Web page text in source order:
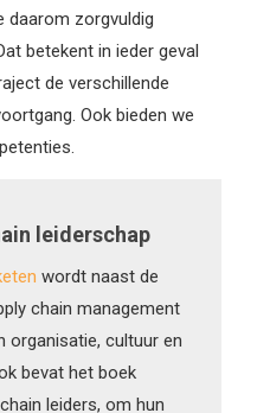
daarom zorgvuldig
betekent in ieder geval
de verschillende
Ook bieden we
leiderschap
wordt naast de
chain management
organisatie, cultuur en
bevat het boek
leiders, om hun